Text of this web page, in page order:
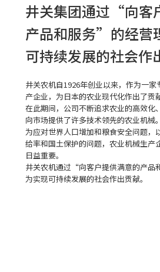
井关集团通过 “向客
产品和服务” 的经营
可持续发展的社会作
井关农机自1926年创业以来，作为一
产企业，为日本的农业现代化作出了贡献
在此期间，公司不断追求农业的高效化
向市场提供了许多技术领先的农业机械。
为应对世界人口增加和粮食安全问题，
给率和国土保护的问题，农业机械生产
日益重要。
井关农机通过“向客户提供满意的产品
为实现可持续发展的社会作出贡献。